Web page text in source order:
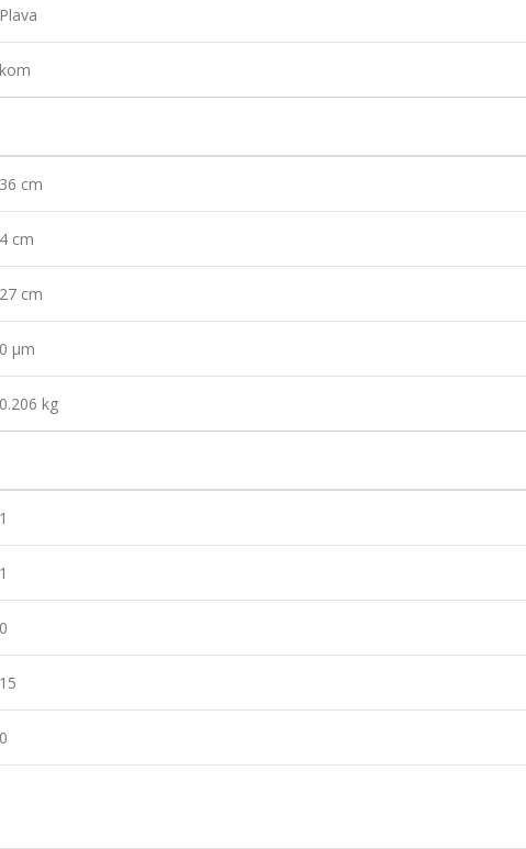
Plava
kom
36 cm
4 cm
27 cm
0 µm
0.206 kg
1
1
0
15
0